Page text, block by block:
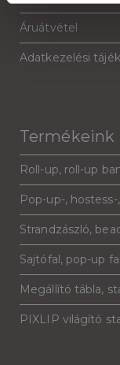
Áruátvétel
Adatkezelési
Termékeink
Roll-up, roll-up
Pop-up-,
Strandzászló,
Sajtófal, pop-up
Megállító tábla,
PIXLIP világító